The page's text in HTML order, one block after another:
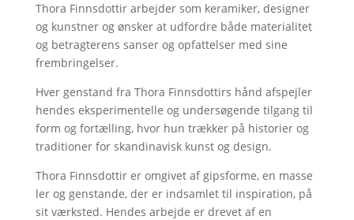
Thora Finnsdottir arbejder som keramiker, designer
og kunstner og ønsker at udfordre både materialitet
og betragterens sanser og opfattelser med sine
frembringelser.
Hver genstand fra Thora Finnsdottirs hånd afspejler
hendes eksperimentelle og undersøgende tilgang til
form og fortælling, hvor hun trækker på historier og
traditioner for skandinavisk kunst og design.
Thora Finnsdottir er omgivet af gipsforme, en masse
ler og genstande, der er indsamlet til inspiration, på
sit værksted. Hendes arbejde er drevet af en